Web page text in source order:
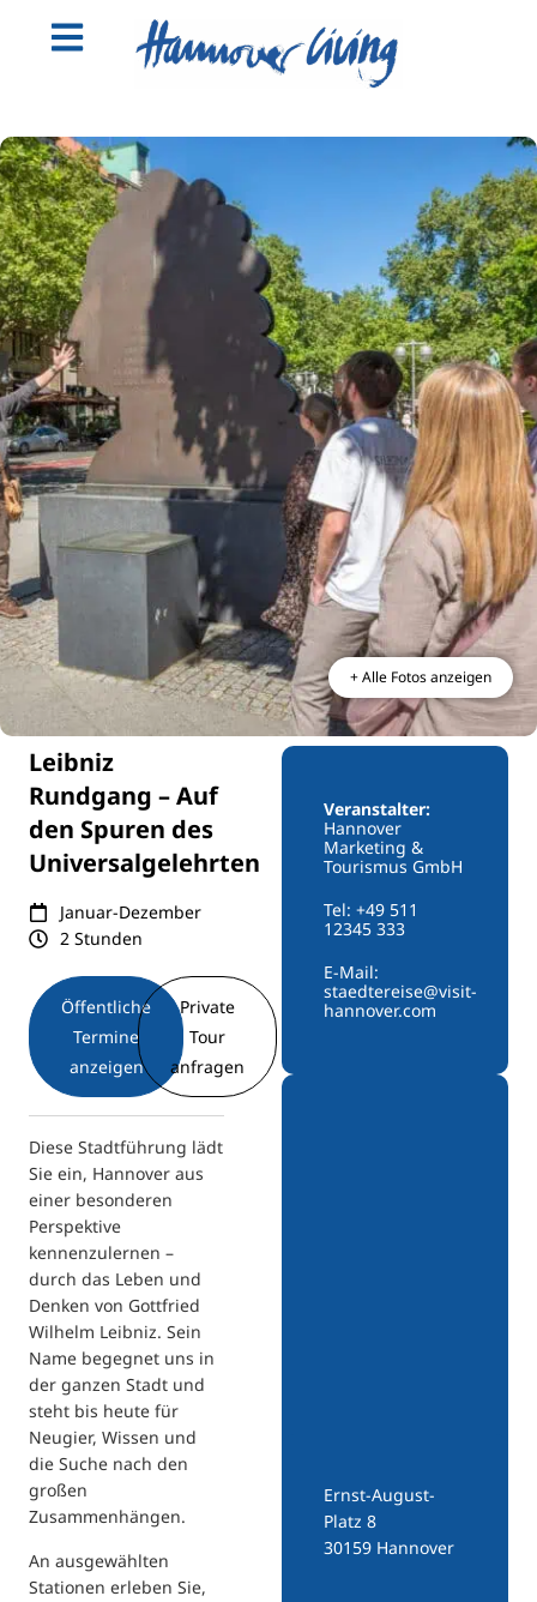
+ Alle Fotos anzeigen
Leibniz
Rundgang – Auf
den Spuren des
Universalgelehrten
Januar-Dezember
2 Stunden
Öffentliche
Termine
anzeigen
Private
Tour
anfragen
Diese Stadtführung lädt
Sie ein, Hannover aus
einer besonderen
Perspektive
kennenzulernen –
durch das Leben und
Denken von Gottfried
Wilhelm Leibniz. Sein
Name begegnet uns in
der ganzen Stadt und
steht bis heute für
Neugier, Wissen und
die Suche nach den
großen
Zusammenhängen.
An ausgewählten
Stationen erleben Sie,
Veranstalter:
Hannover
Marketing &
Tourismus GmbH
Tel: +49 511
12345 333
E-Mail:
staedtereise@visit-
hannover.com
Ernst-August-
Platz 8
30159 Hannover